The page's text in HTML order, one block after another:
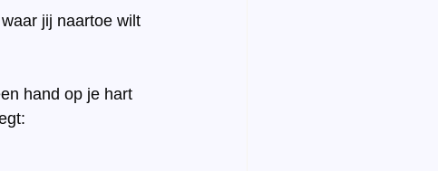
jij naartoe wilt
hand op je hart